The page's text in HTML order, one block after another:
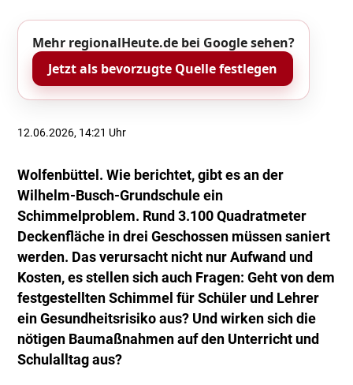
Mehr regionalHeute.de bei Google sehen?
Jetzt als bevorzugte Quelle festlegen
12.06.2026, 14:21 Uhr
Wolfenbüttel. Wie berichtet, gibt es an der
Wilhelm-Busch-Grundschule ein
Schimmelproblem. Rund 3.100 Quadratmeter
Deckenfläche in drei Geschossen müssen saniert
werden. Das verursacht nicht nur Aufwand und
Kosten, es stellen sich auch Fragen: Geht von dem
festgestellten Schimmel für Schüler und Lehrer
ein Gesundheitsrisiko aus? Und wirken sich die
nötigen Baumaßnahmen auf den Unterricht und
Schulalltag aus?